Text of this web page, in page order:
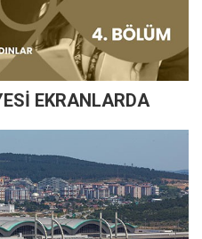
EKRANLARDA